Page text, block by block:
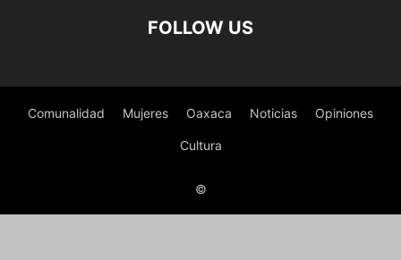
FOLLOW US
Comunalidad Mujeres Oaxaca Noticias Opiniones
Cultura
©